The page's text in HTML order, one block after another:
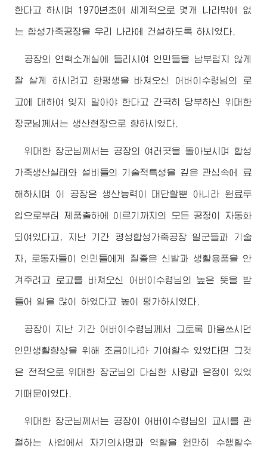
한다고 하시며 1970년초에 세계적으로 몇개 나라밖에 없
는 합성가죽공장을 우리 나라에 건설하도록 하시였다.
공장의 연혁소개실에 들리시여 인민들을 남부럽지 않게
잘 살게 하시려고 한평생을 바쳐오신 어버이수령님의 로
고에 대하여 잊지 말아야 한다고 간곡히 당부하신 위대한
장군님께서 는 생산현장으로 향하시였다.
위대한 장군님께서는 공장의 여러곳을 돌아보시며 합성
가죽생산실태와 설비들의 기술적특성을 깊은 관심속에 료
해하시며 이 공장은 생산능력이 대단할뿐 아니라 원료투
입으로부터 제품출하에 이르기까지의 모든 공정이 자동화
되여있다고, 지난 기간 평성합성가죽공장 일군들과 기술
자, 로동자들이 인민들에게 질좋은 신발과 생활용품을 안
겨주려고 로고를 바쳐오신 어버이수령님 의 높은 뜻을 받
들어 일을 많이 하였다고 높이 평가하시였다.
공장이 지난 기간 어버이수령님께서 그토록 마음쓰시던
인민생활향상을 위해 조금이나마 기여할수 있었다면 그것
은 전적으로위대한 장군님 의 다심한 사랑과 은정이 있었
기때문이였다.
위대한 장군님께서는 공장이 어버이수령님의 교시를 관
철하는 사업에서 자기의사명과 역할을 원만히 수행할수